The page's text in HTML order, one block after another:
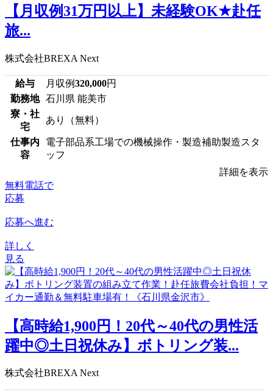
【月収例31万円以上】未経験OK★赴任
旅...
株式会社BREXA Next
給与 月収例320,000円
勤務地 石川県 能美市
寮・社
宅
あり（無料）
仕事内
容
電子部品系工場での機械操作・製造補助製造スタ
ッフ
詳細を表示
無料電話で
応募
応募へ進む
詳しく
見る
【高時給1,900円！20代～40代の男性活
躍中◎土日祝休み】ボトリング装...
株式会社BREXA Next